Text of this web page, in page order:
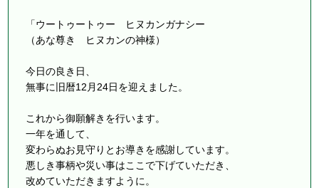
「ウートゥートゥー ヒヌカンガナシー
（あな尊き ヒヌカンの神様）
今日の良き日、
無事に旧暦12月24日を迎えました。
これから御願解きを行います。
一年を通して、
変わらぬお見守りとお導きを感謝しています。
悪しき事柄や災い事はここで下げていただき、
改めていただきますように。